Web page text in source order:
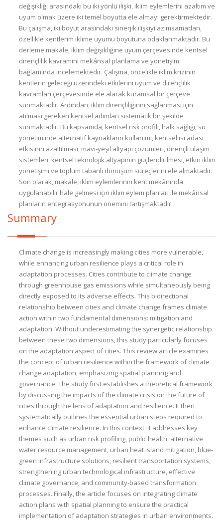
değişikliği arasındaki bu iki yönlü ilişki, iklim eylemlerini azaltım ve
uyum olmak üzere iki temel boyutta ele almayı gerektirmektedir.
Bu çalışma, iki boyut arasındaki sinerjik ilişkiyi azımsamadan,
özellikle kentlerim iklime uyumu boyutuna odaklanmaktadır. Bu
derleme makale, iklim değişikliğine uyum çerçevesinde kentsel
dirençlilik kavramını mekânsal planlama ve yönetişim
bağlamında incelemektedir. Çalışma, öncelikle iklim krizinin
kentlerin geleceği üzerindeki etkilerini uyum ve dirençlilik
kavramları çerçevesinde ele alarak kuramsal bir çerçeve
sunmaktadır. Ardından, iklim dirençliliğinin sağlanması için
atılması gereken kentsel adımları sistematik bir şekilde
sunmaktadır. Bu kapsamda, kentsel risk profili, halk sağlığı, su
yönetiminde alternatif kaynakların kullanımı, kentsel ısı adası
etkisinin azaltılması, mavi-yeşil altyapı çözümleri, dirençli ulaşım
sistemleri, kentsel teknolojik altyapının güçlendirilmesi, etkin iklim
yönetişimi ve toplum tabanlı dönüşüm süreçlerini ele almaktadır.
Son olarak, makale, iklim eylemlerinin kent mekânında
uygulanabilir hale gelmesi için iklim eylem planları ile mekânsal
planların entegrasyonunun önemini tartışmaktadır.
Summary
Climate change is increasingly making cities more vulnerable,
while enhancing urban resilience plays a critical role in
adaptation processes. Cities contribute to climate change
through greenhouse gas emissions while simultaneously being
directly exposed to its adverse effects. This bidirectional
relationship between cities and climate change frames climate
action within two fundamental dimensions: mitigation and
adaptation. Without underestimating the synergetic relationship
between these two dimensions, this study particularly focuses
on the adaptation aspect of cities. This review article examines
the concept of urban resilience within the framework of climate
change adaptation, emphasizing spatial planning and
governance. The study first establishes a theoretical framework
by discussing the impacts of the climate crisis on the future of
cities through the lens of adaptation and resilience. It then
systematically outlines the essential urban steps required to
enhance climate resilience. In this context, it addresses key
themes such as urban risk profiling, public health, alternative
water resource management, urban heat island mitigation, blue-
green infrastructure solutions, resilient transportation systems,
strengthening urban technological infrastructure, effective
climate governance, and community-based transformation
processes. Finally, the article focuses on integrating climate
action plans with spatial planning to ensure the practical
implementation of adaptation strategies in urban environments.